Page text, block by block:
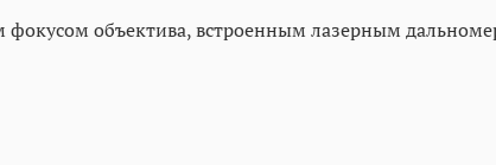
объектива, встроенным лазерным